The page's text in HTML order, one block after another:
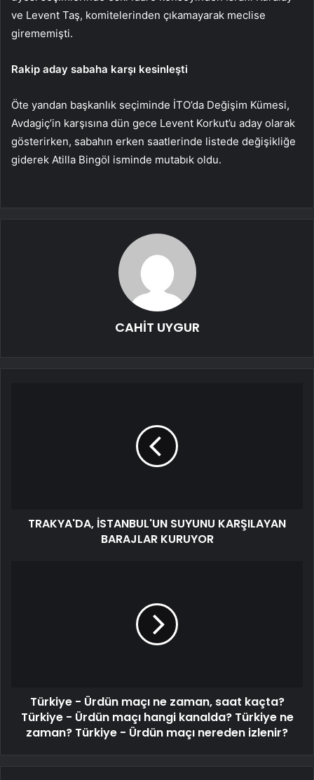
ve Levent Taş, komitelerinden çıkamayarak meclise
girememişti.
Rakip aday sabaha karşı kesinleşti
Öte yandan başkanlık seçiminde İTO’da Değişim Kümesi,
Avdagiç’in karşısına dün gece Levent Korkut’u aday olarak
gösterirken, sabahın erken saatlerinde listede değişikliğe
giderek Atilla Bingöl isminde mutabık oldu.
CAHİT UYGUR
TRAKYA'DA, İSTANBUL'UN SUYUNU KARŞILAYAN
BARAJLAR KURUYOR
Türkiye - Ürdün maçı ne zaman, saat kaçta?
Türkiye - Ürdün maçı hangi kanalda? Türkiye ne
zaman? Türkiye - Ürdün maçı nereden izlenir?